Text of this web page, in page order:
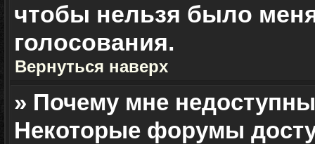
чтобы нельзя было
голосования.
Вернуться наверх
» Почему мне
Некоторые форумы